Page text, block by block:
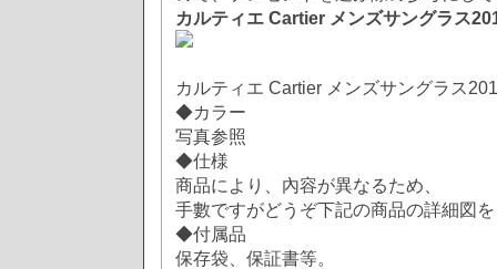
カルティエ Cartier メンズサングラス
カルティエ Cartier メンズサングラス
◆カラー
写真参照
◆仕様
商品により、內容が異なるため、
手數ですがどうぞ下記の商品の詳細図
◆付属品
保存袋、保証書等。